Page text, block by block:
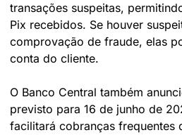
transações suspeitas,
Pix recebidos. Se houver
comprovação de fraude, elas
conta do cliente.
O Banco Central também
previsto para 16 de junho de
facilitará cobranças frequentes